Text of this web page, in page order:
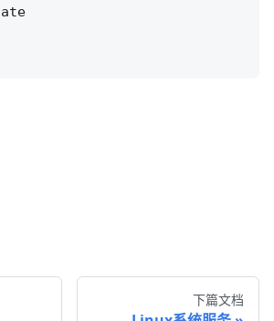
下篇文档